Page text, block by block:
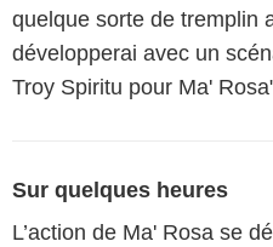
quelque sorte de tremplin
développerai avec un
Troy Spiritu pour Ma'
Sur quelques heures
L’action de Ma' Rosa se